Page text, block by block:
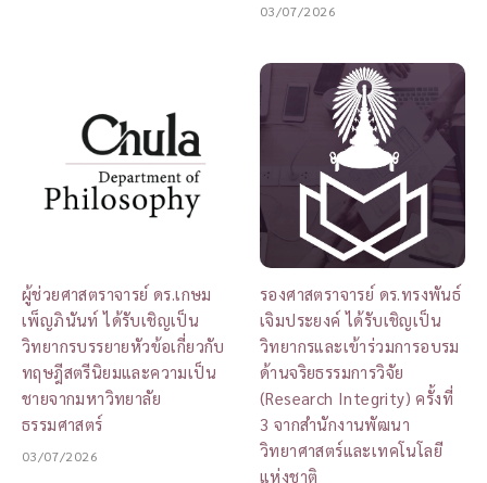
03/07/2026
ผู้ช่วยศาสตราจารย์ ดร.เกษม
เพ็ญภินันท์ ได้รับเชิญเป็น
วิทยากรบรรยายหัวข้อเกี่ยวกับ
ทฤษฎีสตรีนิยมและความเป็น
ชายจากมหาวิทยาลัย
ธรรมศาสตร์
03/07/2026
รองศาสตราจารย์ ดร.ทรงพันธ์
เจิมประยงค์ ได้รับเชิญเป็น
วิทยากรและเข้าร่วมการอบรม
ด้านจริยธรรมการวิจัย
(Research Integrity) ครั้งที่
3 จากสำนักงานพัฒนา
วิทยาศาสตร์และเทคโนโลยี
แห่งชาติ